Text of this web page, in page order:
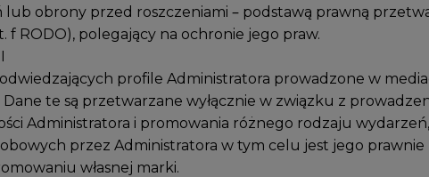
obrony przed roszczeniami – podstawą prawną
f RODO), polegający na ochronie jego praw.
profile Administratora prowadzone w
te są przetwarzane wyłącznie w związku z
Administratora i promowania różnego rodzaju wydarzeń,
przez Administratora w tym celu jest jego prawnie
własnej marki.